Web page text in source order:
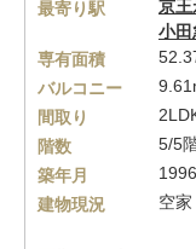
最寄り駅 京王
小田
専有面積
バルコニー
間取り
階数
5/5
築年月
建物現況
空家